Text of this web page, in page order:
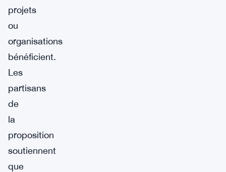
projets
ou
organisations
bénéficient.
Les
partisans
de
la
proposition
soutiennent
que